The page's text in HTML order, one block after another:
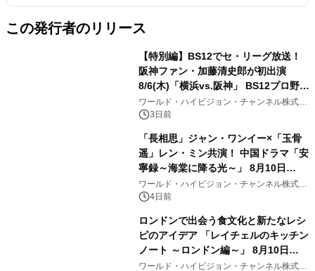
この発行者のリリース
【特別編】BS12でセ・リーグ放送！
阪神ファン・加藤清史郎が初出演
8/6(木)「横浜vs.阪神」 BS12プロ野球
中継2026
ワールド・ハイビジョン・チャンネル株式会
社 3日前
「長相思」ジャン・ワンイー×「玉骨
遥」レン・ミン共演！ 中国ドラマ「安
寧録～海棠に降る光～」 8月10日
（月）夕方4時～ BS12 トゥエルビで
放送スタート
ワールド・ハイビジョン・チャンネル株式会
社 4日前
ロンドンで出会う食文化と新たなレシ
ピのアイデア 「レイチェルのキッチン
ノート ～ロンドン編～」 8月10日
（月）よる7時～BS12 トゥエルビで放
ワールド・ハイビジョン・チャンネル株式会